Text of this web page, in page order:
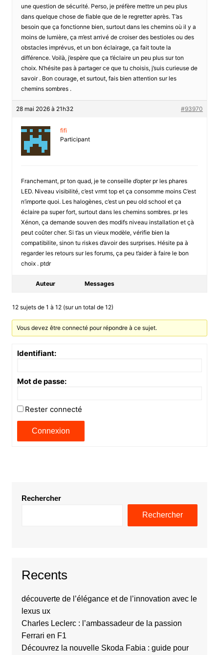
une question de sécurité. Perso, je préfère mettre un peu plus
dans quelque chose de fiable que de le regretter après. T’as
besoin que ça fonctionne bien, surtout dans les chemins où il y a
moins de lumière, ça m’est arrivé de croiser des bestioles ou des
obstacles imprévus, et un bon éclairage, ça fait toute la
différence. Voilà, j’espère que ça t’éclaire un peu plus sur ton
choix. N’hésite pas à partager ce que tu choisis, j’suis curieuse de
savoir . Bon courage, et surtout, fais bien attention sur les
chemins sombres .
28 mai 2026 à 21h32 #93970
fifi
Participant
Franchemant, pr ton quad, je te conseille d’opter pr les phares
LED. Niveau visibilité, c’est vrmt top et ça consomme moins C’est
n’importe quoi. Les halogènes, c’est un peu old school et ça
éclaire pa super fort, surtout dans les chemins sombres. pr les
Xénon, ça demande souven des modifs niveau installation et çà
peut coûter cher. Si t’as un vieux modèle, vérifie bien la
compatibilite, sinon tu riskes d’avoir des surprises. Hésite pa à
regarder les retours sur les forums, ça peu t’aider à faire le bon
choix . ptdr
Auteur Messages
12 sujets de 1 à 12 (sur un total de 12)
Vous devez être connecté pour répondre à ce sujet.
Identifiant:
Mot de passe:
Rester connecté
Connexion
Rechercher
Rechercher
Recents
découverte de l’élégance et de l’innovation avec le
lexus ux
Charles Leclerc : l’ambassadeur de la passion
Ferrari en F1
Découvrez la nouvelle Skoda Fabia : guide pour